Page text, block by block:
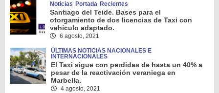
Noticias Portada Recientes
Santiago del Teide. Bases para el
otorgamiento de dos licencias de Taxi con
vehículo adaptado.
6 agosto, 2021
ÚLTIMAS NOTICIAS NACIONALES E
INTERNACIONALES
El Taxi sigue con perdidas de hasta un 40% a
pesar de la reactivación veraniega en
Marbella.
4 agosto, 2021